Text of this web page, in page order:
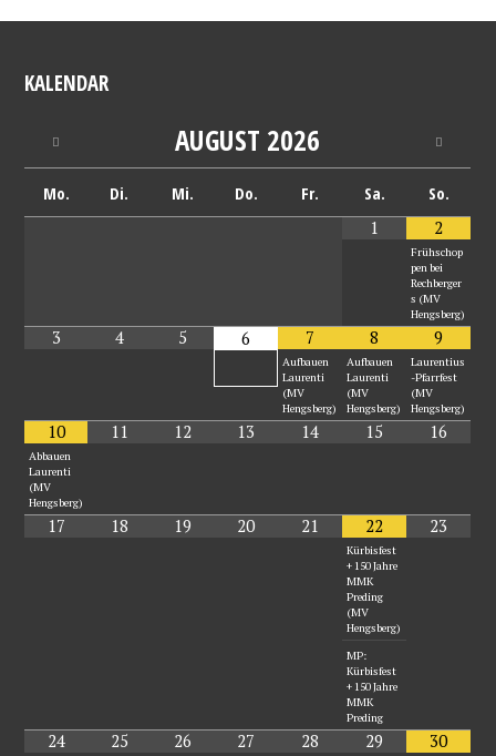
KALENDAR
AUGUST 2026
Mo. Di. Mi. Do. Fr. Sa.
So.
1
2
Frühschop
pen bei
Rechberger
s (MV
Hengsberg)
3 4 5 6 7
Aufbauen
Laurenti
(MV
Hengsberg)
8
Aufbauen
Laurenti
(MV
Hengsberg)
9
Laurentius
-Pfarrfest
(MV
Hengsberg)
10
Abbauen
Laurenti
(MV
Hengsberg)
11 12 13 14 15 16
17 18 19 20 21 22
Kürbisfest
+ 150 Jahre
MMK
Preding
(MV
Hengsberg)
MP:
Kürbisfest
+ 150 Jahre
MMK
Preding
23
24 25 26 27 28 29 30